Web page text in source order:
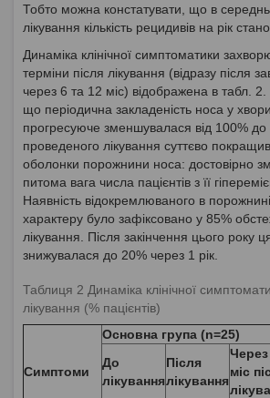
Тобто можна констатувати, що в
лікування кількість рецидивів на рік
Динаміка клінічної симптоматики
терміни після лікування (відразу після
через 6 та 12 міс) відображена в табл. 2.
що періодична закладеність носа у
прогресуюче зменшувалася від 100% до
проведеного лікування суттєво
оболонки порожнини носа: достовірно
питома вага числа пацієнтів з її
Наявність відокремлюваного в
характеру було зафіксовано у 85%
лікування. Після закінчення цього року
знижувалася до 20% через 1 рік.
Таблиця 2 Динаміка клінічної
лікування (% пацієнтів)
Симптоми
Основна група (n=25)
До
лікування
Після
лікування
міс